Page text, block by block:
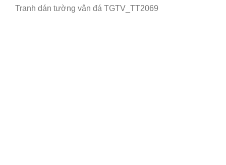
Tranh dán tường vân đá TGTV_TT2069